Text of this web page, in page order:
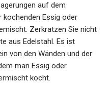
auf dem
Essig oder
Zerkratzen Sie nicht
aus Edelstahl. Es ist
von den Wänden und der
man Essig oder
kocht.